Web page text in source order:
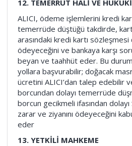
12. TEMERRÜT HALİ VE
ALICI, ödeme işlemlerini kredi
temerrüde düştüğü takdirde,
arasındaki kredi kartı
ödeyeceğini ve bankaya karşı
beyan ve taahhüt eder. Bu
yollara başvurabilir; doğacak
ücretini ALICI’dan talep edebilir
borcundan dolayı temerrüde
borcun gecikmeli ifasından dolayı
zarar ve ziyanını ödeyeceğini
eder
13. YETKİLİ MAHKEME